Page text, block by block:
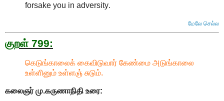
forsake you in adversity.
மேலே செல்ல
குறள் 799:
கெடுங்காலைக் கைவிடுவார் கேண்மை அடுங்காலை
உள்ளினும் உள்ளஞ் சுடும்.
கலைஞர் மு.கருணாநிதி உரை: